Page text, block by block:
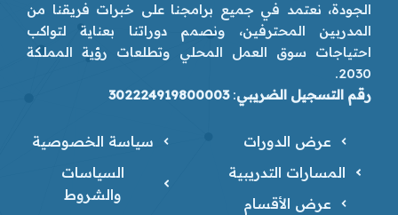
الجودة، نعتمد في جميع برامجنا على خبرات فريقنا من
المدربين المحترفين، ونصمم دوراتنا بعناية لتواكب
احتياجات سوق العمل المحلي وتطلعات رؤية المملكة
2030.
رقم التسجيل الضريبي:
302224919800003
عرض الدورات
المسارات التدريبية
عرض الأقسام
سياسة الخصوصية
السياسات
والشروط